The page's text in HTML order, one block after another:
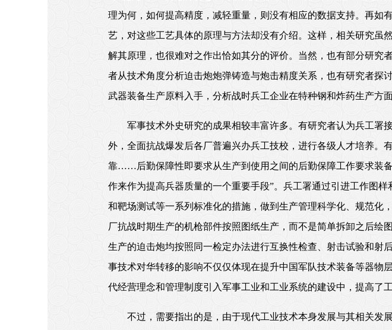
理为何，如何提高精度，减轻重量，则没有相应的数据支持。再如
艺，对这些工艺具体的原理与方法却没有介绍。这样，相关研究虽
解其原理，也很难对之作出恰如其分的评价。当然，也有部分研究
者从技术角度分析迫击炮炮弹铸造与炮击精度关系，也有研究者探
武器装备生产原料入手，分析战时兵工企业在特种钢和炸药生产方
军事技术外史研究的成果相较丰富许多。有研究者认为兵工署
外，全面抗战爆发后各厂普遍兴办兵工技校，进行各级人才培养。
靠……后勤保障性即要求从生产到使用之间的后勤保障工作要求装
作来作为提高兵器质量的一个重要手段”。兵工署通过引进工作图
和靶场测试等一系列标准化的措施，做到生产管理科学化、规范化
厂抗战时期生产的机枪部件按照图纸生产，而不是简单拆卸之后绘
生产的迫击炮均按照同一检定办法进行互换性检查、射击试验和射
事技术对华转移的影响不仅仅体现在提升中国军队技术装备等器物
代经营理念和管理制度引入军事工业和工业系统的建设中，提高了工
不过，需要指出的是，由于现代工业技术本身发展与其相关发